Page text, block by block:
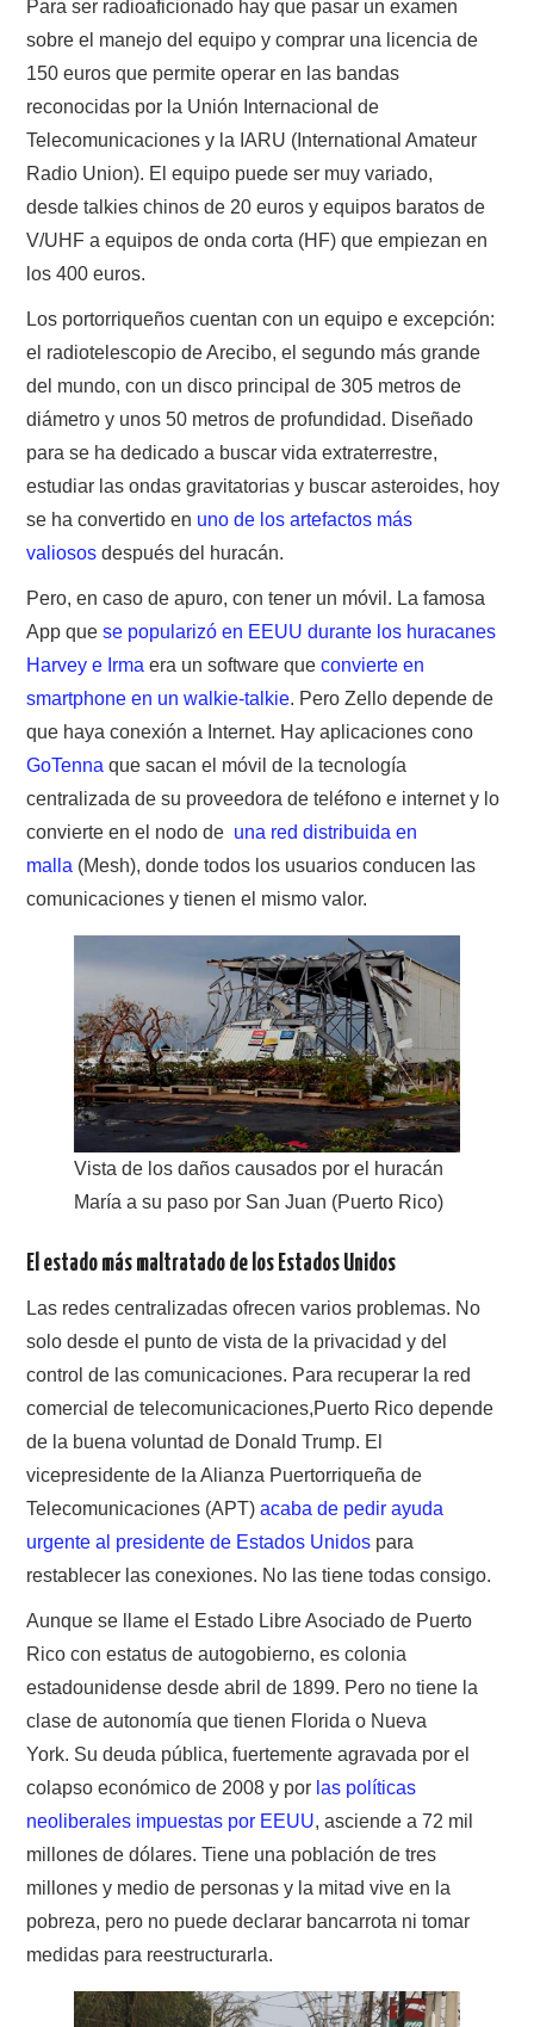
Para ser radioaficionado hay que pasar un examen
sobre el manejo del equipo y comprar una licencia de
150 euros que permite operar en las bandas
reconocidas por la Unión Internacional de
Telecomunicaciones y la IARU (International Amateur
Radio Union). El equipo puede ser muy variado,
desde talkies chinos de 20 euros y equipos baratos de
V/UHF a equipos de onda corta (HF) que empiezan en
los 400 euros.
Los portorriqueños cuentan con un equipo e excepción:
el radiotelescopio de Arecibo, el segundo más grande
del mundo, con un disco principal de 305 metros de
diámetro y unos 50 metros de profundidad. Diseñado
para se ha dedicado a buscar vida extraterrestre,
estudiar las ondas gravitatorias y buscar asteroides, hoy
se ha convertido en uno de los artefactos más
valiosos después del huracán.
Pero, en caso de apuro, con tener un móvil. La famosa
App quese popularizó en EEUU durante los huracanes
Harvey e Irma era un software queconvierte en
smartphone en un walkie-talkie. Pero Zello depende de
que haya conexión a Internet. Hay aplicaciones cono
GoTenna que sacan el móvil de la tecnología
centralizada de su proveedora de teléfono e internet y lo
convierte en el nodo de una red distribuida en
malla (Mesh), donde todos los usuarios conducen las
comunicaciones y tienen el mismo valor.
Vista de los daños causados por el huracán
María a su paso por San Juan (Puerto Rico)
El estado más maltratado de los Estados Unidos
Las redes centralizadas ofrecen varios problemas. No
solo desde el punto de vista de la privacidad y del
control de las comunicaciones. Para recuperar la red
comercial de telecomunicaciones,Puerto Rico depende
de la buena voluntad de Donald Trump. El
vicepresidente de la Alianza Puertorriqueña de
Telecomunicaciones (APT)acaba de pedir ayuda
urgente al presidente de Estados Unidos para
restablecer las conexiones. No las tiene todas consigo.
Aunque se llame el Estado Libre Asociado de Puerto
Rico con estatus de autogobierno, es colonia
estadounidense desde abril de 1899. Pero no tiene la
clase de autonomía que tienen Florida o Nueva
York. Su deuda pública, fuertemente agravada por el
colapso económico de 2008 y por las políticas
neoliberales impuestas por EEUU, asciende a 72 mil
millones de dólares. Tiene una población de tres
millones y medio de personas y la mitad vive en la
pobreza, pero no puede declarar bancarrota ni tomar
medidas para reestructurarla.